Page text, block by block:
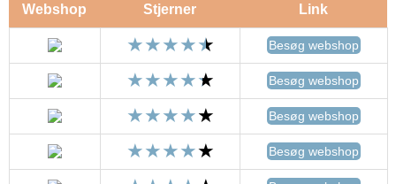
Webshop Stjerner Link
Besøg webshop
Besøg webshop
Besøg webshop
Besøg webshop